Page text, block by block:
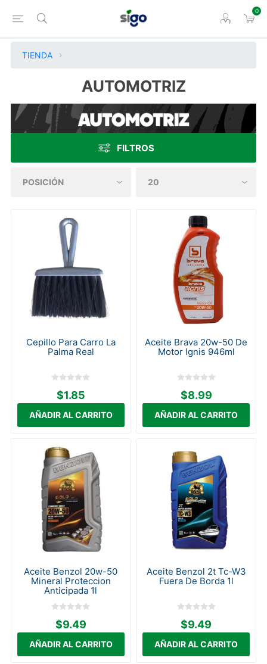
0
TIENDA
AUTOMOTRIZ
FILTROS
Cepillo Para Carro La
Palma Real
$1.85
Aceite Brava 20w-50 De
Motor Ignis 946ml
$8.99
Aceite Benzol 20w-50
Mineral Proteccion
Anticipada 1l
$9.49
Aceite Benzol 2t Tc-W3
Fuera De Borda 1l
$9.49